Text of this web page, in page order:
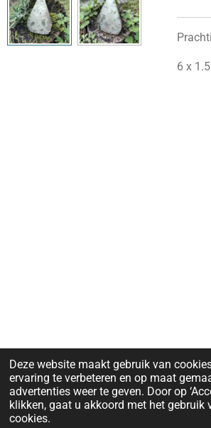
Deze website maakt gebruik van
ervaring te verbeteren en op maat
advertenties weer te geven. Door op
klikken, gaat u akkoord met het gebruik
cookies.
6 x
© 2026 Ravi-Stones